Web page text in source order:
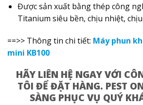
Được sản xuất bằng thép công
Titanium siêu bền, chịu nhiệt,
==>> Thông tin chi tiết: Máy phun
mini KB100
HÃY LIÊN HỆ NGAY VỚI
TÔI ĐỂ ĐẶT HÀNG. PEST
SÀNG PHỤC VỤ QUÝ